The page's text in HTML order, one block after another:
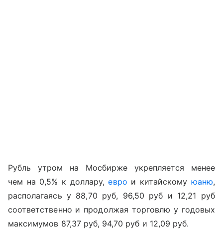
Рубль утром на Мосбирже укрепляется менее
чем на 0,5% к доллару,евро и китайскому юаню,
располагаясь у 88,70 руб, 96,50 руб и 12,21 руб
соответственно и продолжая торговлю у годовых
максимумов 87,37 руб, 94,70 руб и 12,09 руб.